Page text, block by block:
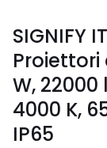
SIGNIFY
Proiettori
W, 22000
4000 K,
IP65